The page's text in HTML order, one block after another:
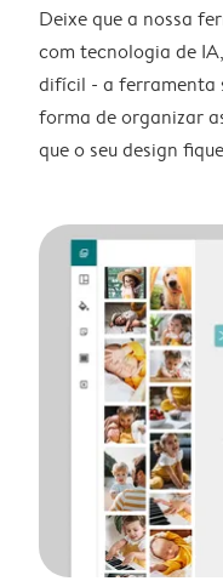
Deixe que a nossa
com tecnologia de
difícil - a ferramenta
forma de organizar
que o seu design